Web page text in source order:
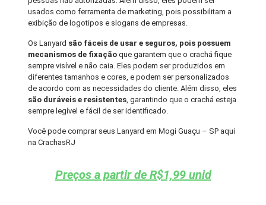
usados como ferramenta de marketing, pois possibilitam a
exibição de logotipos e slogans de empresas.
Os Lanyard são fáceis de usar e seguros, pois possuem
mecanismos de fixação que garantem que o crachá fique
sempre visível e não caia. Eles podem ser produzidos em
diferentes tamanhos e cores, e podem ser personalizados
de acordo com as necessidades do cliente. Além disso, eles
são duráveis e resistentes, garantindo que o crachá esteja
sempre legível e fácil de ser identificado.
Você pode comprar seus Lanyard em Mogi Guaçu – SP aqui
na CrachasRJ
Preços a partir de R$1,99 unid